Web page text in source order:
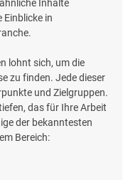
Inhalte
Einblicke in
lohnt sich, um die
zu finden. Jede dieser
und Zielgruppen.
das für Ihre Arbeit
der bekanntesten
Bereich: